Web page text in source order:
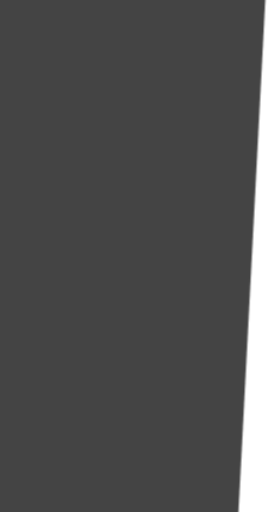
у наших волонтеров.
люди, которые к нам
Те, кто помогает
знаниями
ты становишься как
вмешательство может
— погубить. Выбор
— это волонтерское
и волонтерское
поисковиков,